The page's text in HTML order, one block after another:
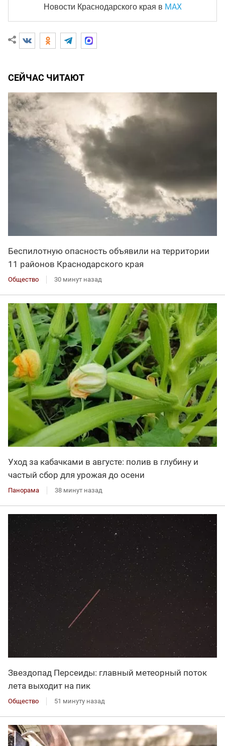
Новости Краснодарского края в MAX
СЕЙЧАС ЧИТАЮТ
Беспилотную опасность объявили на территории
11 районов Краснодарского края
Общество 30 минут назад
Уход за кабачками в августе: полив в глубину и
частый сбор для урожая до осени
Панорама 38 минут назад
Звездопад Персеиды: главный метеорный поток
лета выходит на пик
Общество 51 минуту назад